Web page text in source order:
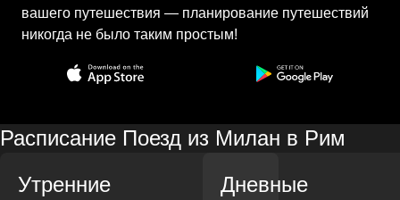
вашего путешествия — планирование путешествий
никогда не было таким простым!
Расписание Поезд из Милан в Рим
Утренние
Дневные